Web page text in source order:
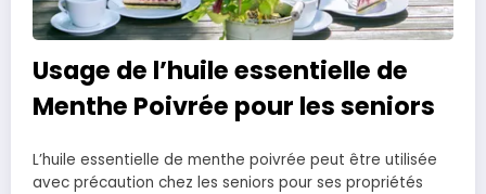
Usage de l’huile essentielle de
Menthe Poivrée pour les seniors
L’huile essentielle de menthe poivrée peut être utilisée
avec précaution chez les seniors pour ses propriétés